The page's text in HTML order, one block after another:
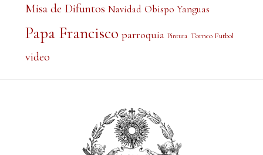
Misa de Difuntos Navidad Obispo Yanguas
Papa Francisco parroquia Pintura Torneo Futbol
video